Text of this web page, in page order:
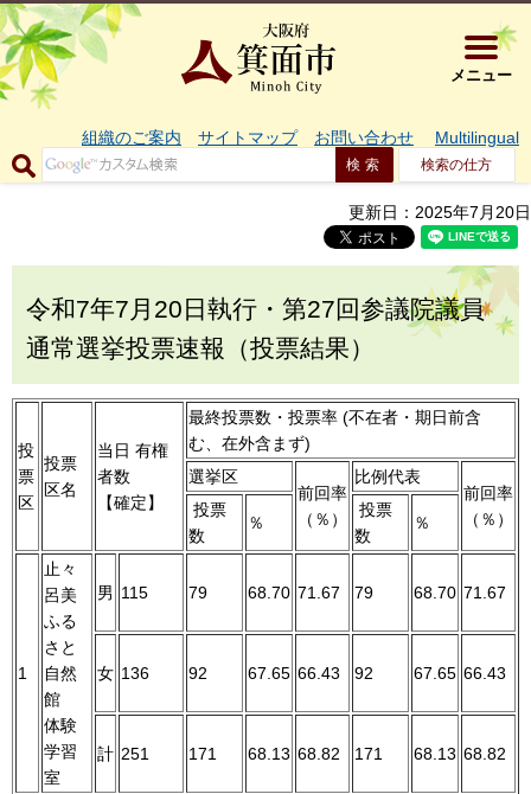
大阪府箕
メニュー
組織のご案内 サイトマップ お問い合わせ Multilingual
検索の仕方
更新日：2025年7月20日
令和7年7月20日執行・第27回参議院議員
通常選挙投票速報（投票結果）
投
票
区
投票
区名
当日 有権
者数
【確定】
最終投票数・投票率 (不在者・期日前含
む、在外含まず)
選挙区
前回率
（％）
比例代表
前回率
（％）
投票
数
％
投票
数
％
1
止々
呂美
ふる
さと
自然
館
体験
学習
室
男 115 79 68.70 71.67 79 68.70 71.67
女 136 92 67.65 66.43 92 67.65 66.43
計 251 171 68.13 68.82 171 68.13 68.82